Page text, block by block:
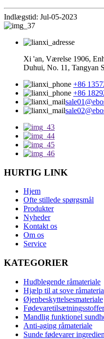
Indlægstid: Jul-05-2023
Xi 'an, Værelse 1906,
Duhui, No. 11, Tangyan
+86
+86
HURTIG LINK
Hjem
Ofte stillede spørgsmål
Produkter
Nyheder
Kontakt os
Om os
Service
KATEGORIER
Hudblegende råmateriale
Hjælp til at sove
Øjenbeskyttelsesmateriale
Fødevaretilsætningsstoffer
Mandlig funktionel
Anti-aging råmateriale
Sunde fødevarer